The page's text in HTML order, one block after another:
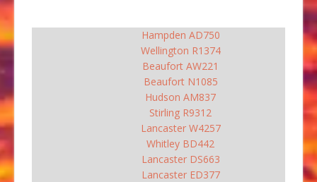
Hampden AD750
Wellington R1374
Beaufort AW221
Beaufort N1085
Hudson AM837
Stirling R9312
Lancaster W4257
Whitley BD442
Lancaster DS663
Lancaster ED377